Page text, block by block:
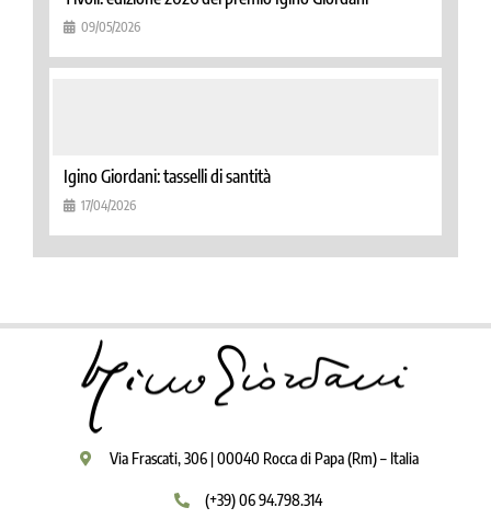
09/05/2026
Igino Giordani: tasselli di santità
17/04/2026
Via Frascati, 306 | 00040 Rocca di Papa (Rm) – Italia
(+39) 06 94.798.314